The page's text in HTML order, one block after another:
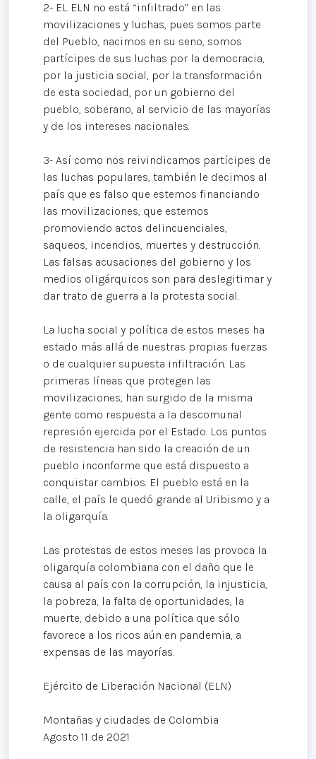
2- EL ELN no está “infiltrado” en las
movilizaciones y luchas, pues somos parte
del Pueblo, nacimos en su seno, somos
partícipes de sus luchas por la democracia,
por la justicia social, por la transformación
de esta sociedad, por un gobierno del
pueblo, soberano, al servicio de las mayorías
y de los intereses nacionales.
3- Así como nos reivindicamos partícipes de
las luchas populares, también le decimos al
país que es falso que estemos financiando
las movilizaciones, que estemos
promoviendo actos delincuenciales,
saqueos, incendios, muertes y destrucción.
Las falsas acusaciones del gobierno y los
medios oligárquicos son para deslegitimar y
dar trato de guerra a la protesta social.
La lucha social y política de estos meses ha
estado más allá de nuestras propias fuerzas
o de cualquier supuesta infiltración. Las
primeras líneas que protegen las
movilizaciones, han surgido de la misma
gente como respuesta a la descomunal
represión ejercida por el Estado. Los puntos
de resistencia han sido la creación de un
pueblo inconforme que está dispuesto a
conquistar cambios. El pueblo está en la
calle, el país le quedó grande al Uribismo y a
la oligarquía.
Las protestas de estos meses las provoca la
oligarquía colombiana con el daño que le
causa al país con la corrupción, la injusticia,
la pobreza, la falta de oportunidades, la
muerte, debido a una política que sólo
favorece a los ricos aún en pandemia, a
expensas de las mayorías.
Ejército de Liberación Nacional (ELN)
Montañas y ciudades de Colombia
Agosto 11 de 2021